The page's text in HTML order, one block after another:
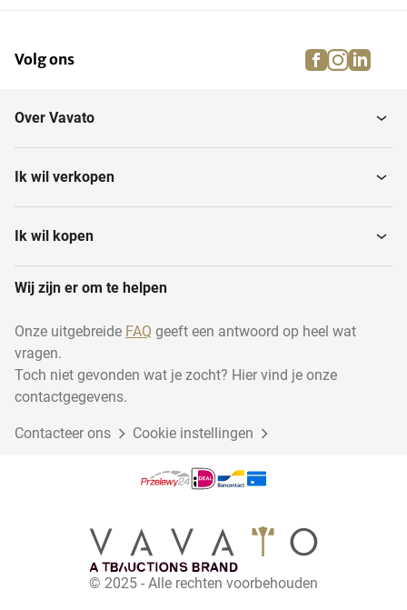
Productielijnen Straalmachines
Stationaire
Freesmachines
Machinegereedschap
Slijpmachines Boormachines
Metalen voorraad
gereedschappen...
Volg ons facebook
Over Vavato
Ik wil verkopen
Ik wil kopen
Wij zijn er om te helpen
Onze uitgebreide FAQ geeft een antwoord op heel wat
vragen.
Toch niet gevonden wat je zocht? Hier vind je onze
contactgegevens.
Contacteer ons Cookie instellingen
© 2025 - Alle rechten voorbehouden